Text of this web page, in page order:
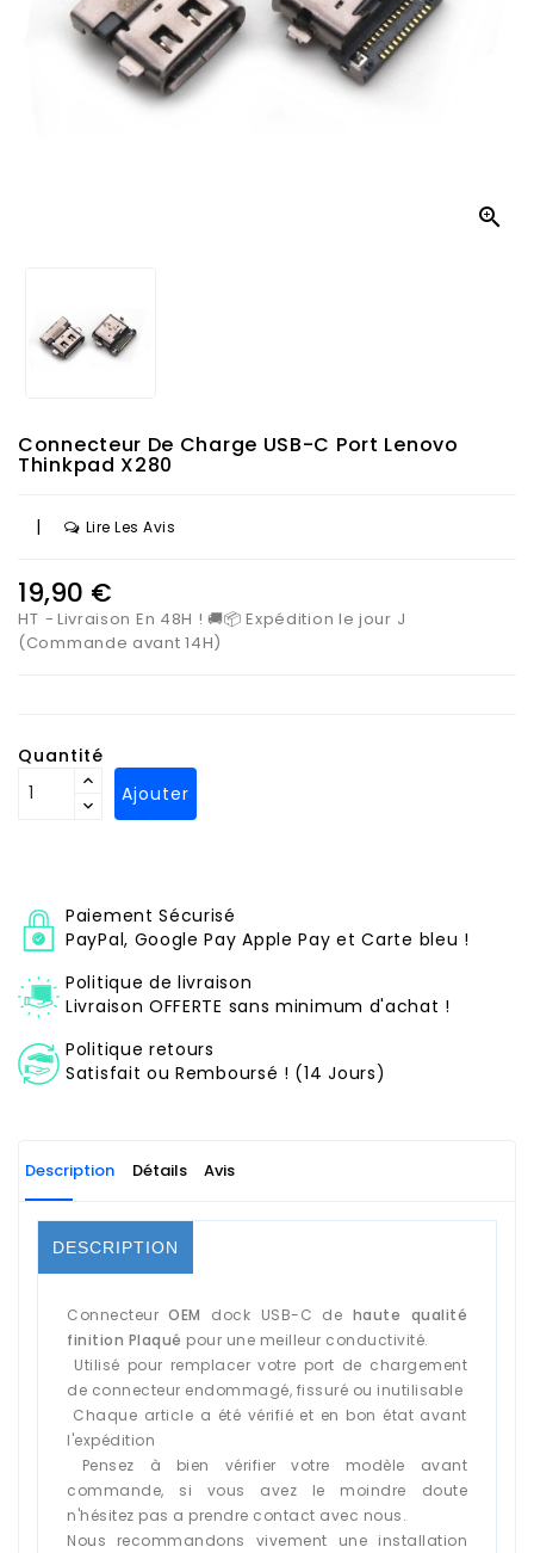

Connecteur De Charge USB-C Port Lenovo
Thinkpad X280
| Lire Les Avis
19,90 €
HT
Livraison En 48H ! 🚚📦 Expédition le jour J
(Commande avant 14H)
Quantité
Ajouter
Paiement Sécurisé
PayPal, Google Pay Apple Pay et Carte bleu !
Politique de livraison
Livraison OFFERTE sans minimum d'achat !
Politique retours
Satisfait ou Remboursé ! (14 Jours)
Description Détails Avis
DESCRIPTION
ConnecteurOEM dock USB-C de haute qualité
finition Plaqué pour une meilleur conductivité.
Utilisé pour remplacer votre port de chargement
de connecteur endommagé, fissuré ou inutilisable
Chaque article a été vérifié et en bon état avant
l'expédition
Pensez à bien vérifier votre modèle avant
commande, si vous avez le moindre doute
n'hésitez pas a prendre contact avec nous.
Nous recommandons vivement une installation